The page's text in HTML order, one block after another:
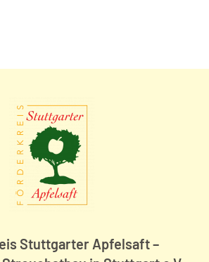
Stuttgarter Apfelsaft –